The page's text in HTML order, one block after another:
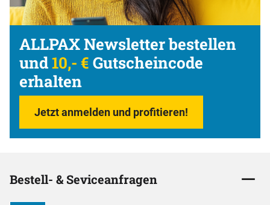
ALLPAX Newsletter bestellen
und10,- € Gutscheincode
erhalten
Jetzt anmelden und profitieren!
Bestell- & Seviceanfragen